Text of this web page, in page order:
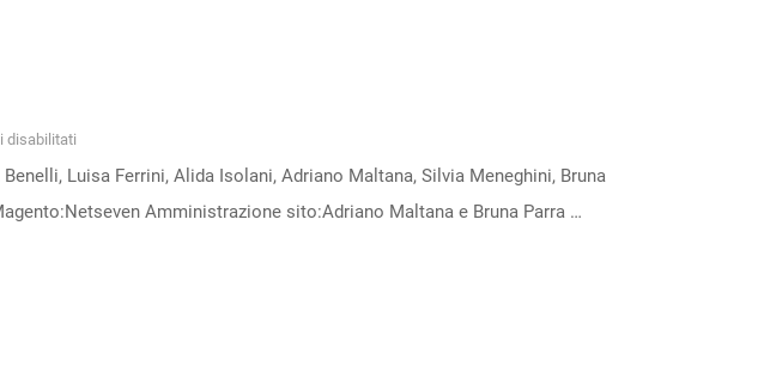
disabilitati
Credits
Luisa Ferrini, Alida Isolani, Adriano Maltana, Silvia Meneghini, Bruna
Amministrazione sito:Adriano Maltana e Bruna Parra …